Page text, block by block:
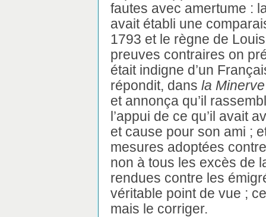
fautes avec amertume :
avait établi une
1793 et le règne de
preuves contraires on
était indigne d’un
répondit, dans la Minerve
et annonça qu’il
l’appui de ce qu’il avait
et cause pour son ami ;
mesures adoptées
non à tous les excès de
rendues contre les
véritable point de vue ;
mais le corriger.